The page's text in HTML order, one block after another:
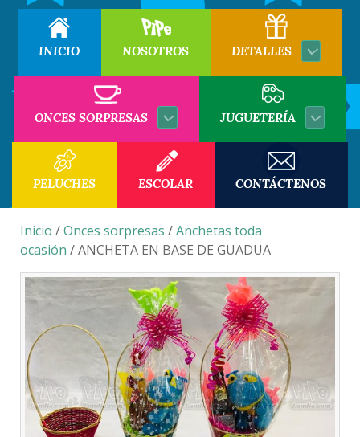
INICIO NOSOTROS DETALLES
ONCES SORPRESAS JUGUETERÍA
PELUCHES ESCOLAR CONTÁCTENOS
Inicio /Onces sorpresas /Anchetas toda
ocasión / ANCHETA EN BASE DE GUADUA